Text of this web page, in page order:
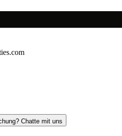
Chatte mit uns